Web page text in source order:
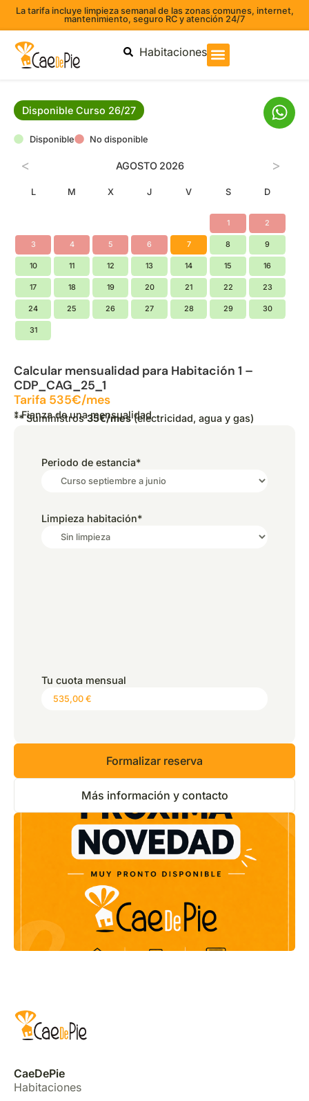
La tarifa incluye limpieza semanal de las zonas comunes, internet,
mantenimiento, seguro RC y atención 24/7
Habitaciones
Disponible Curso 26/27
Disponible No disponible
< AGOSTO 2026 >
L M X J V S D
1 2
3 4 5 6 7 8 9
10 11 12 13 14 15 16
17 18 19 20 21 22 23
24 25 26 27 28 29 30
31
Calcular mensualidad para Habitación 1 –
CDP_CAG_25_1
Tarifa 535€/mes
* Fianza de una mensualidad
** Suministros35€/mes(electricidad, agua y gas)
Periodo de estancia*
Limpieza habitación*
Tu cuota mensual
Formalizar reserva
Más información y contacto
CaeDePie
Habitaciones